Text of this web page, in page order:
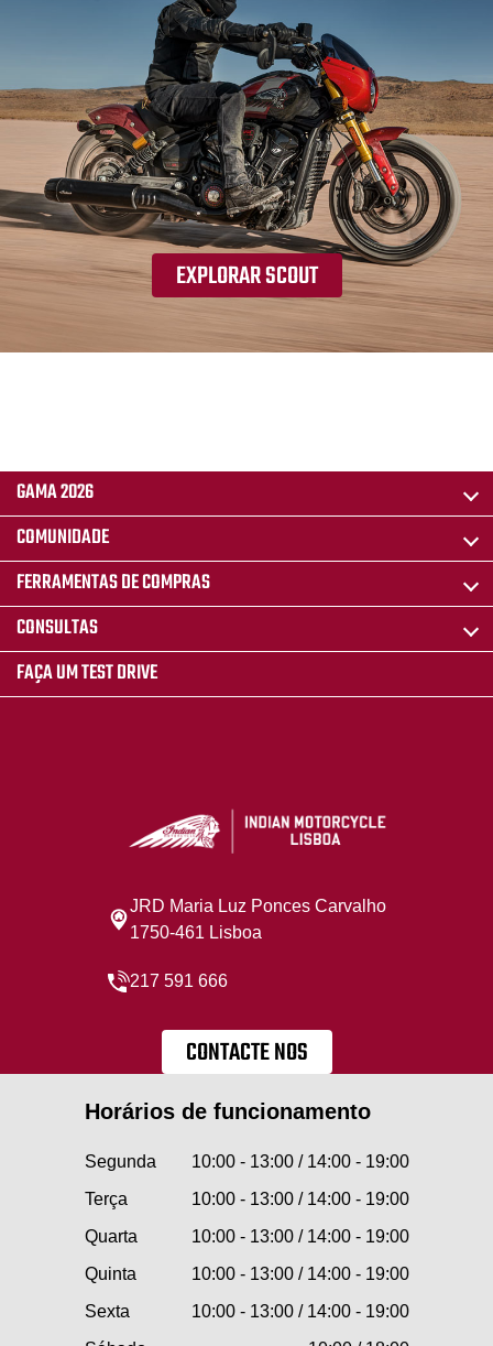
EXPLORAR SCOUT
GAMA 2026
COMUNIDADE
FERRAMENTAS DE COMPRAS
CONSULTAS
FAÇA UM TEST DRIVE
JRD Maria Luz Ponces Carvalho
1750-461 Lisboa
217 591 666
CONTACTE NOS
Horários de funcionamento
Segunda
10:00 - 13:00 / 14:00 - 19:00
Terça
10:00 - 13:00 / 14:00 - 19:00
Quarta
10:00 - 13:00 / 14:00 - 19:00
Quinta
10:00 - 13:00 / 14:00 - 19:00
Sexta
10:00 - 13:00 / 14:00 - 19:00